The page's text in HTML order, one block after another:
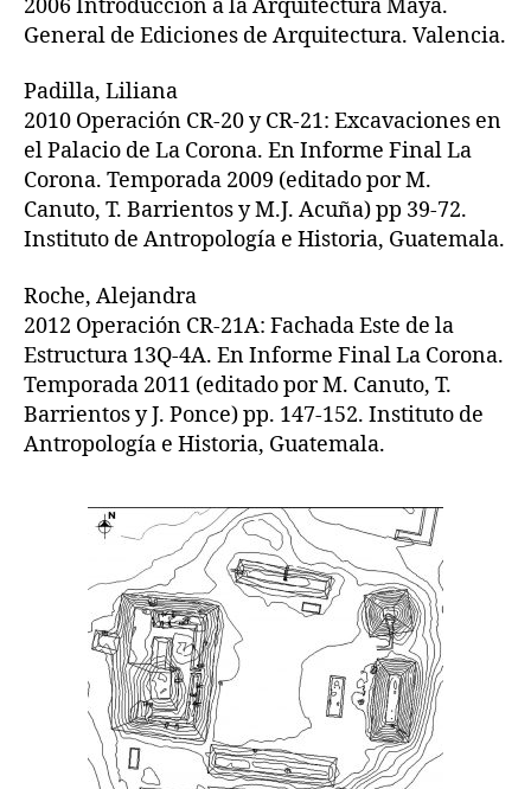
2006 Introducción a la Arquitectura Maya.
General de Ediciones de Arquitectura. Valencia.
Padilla, Liliana
2010 Operación CR-20 y CR-21: Excavaciones en
el Palacio de La Corona. En Informe Final La
Corona. Temporada 2009 (editado por M.
Canuto, T. Barrientos y M.J. Acuña) pp 39-72.
Instituto de Antropología e Historia, Guatemala.
Roche, Alejandra
2012 Operación CR-21A: Fachada Este de la
Estructura 13Q-4A. En Informe Final La Corona.
Temporada 2011 (editado por M. Canuto, T.
Barrientos y J. Ponce) pp. 147-152. Instituto de
Antropología e Historia, Guatemala.